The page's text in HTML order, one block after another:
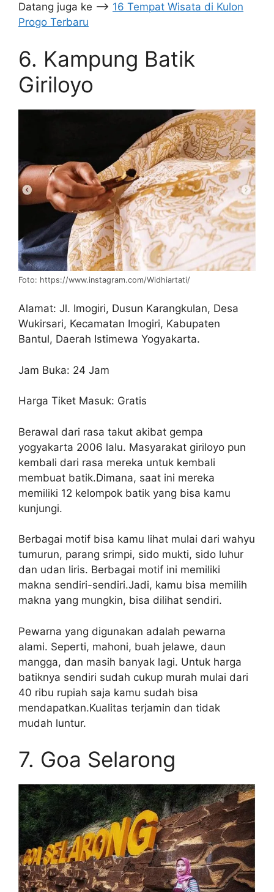
Datang juga ke –> 16 Tempat Wisata di Kulon
Progo Terbaru
6. Kampung Batik
Giriloyo
Foto: https://www.instagram.com/Widhiartati/
Alamat: Jl. Imogiri, Dusun Karangkulan, Desa
Wukirsari, Kecamatan Imogiri, Kabupaten
Bantul, Daerah Istimewa Yogyakarta.
Jam Buka: 24 Jam
Harga Tiket Masuk: Gratis
Berawal dari rasa takut akibat gempa
yogyakarta 2006 lalu. Masyarakat giriloyo pun
kembali dari rasa mereka untuk kembali
membuat batik.Dimana, saat ini mereka
memiliki 12 kelompok batik yang bisa kamu
kunjungi.
Berbagai motif bisa kamu lihat mulai dari wahyu
tumurun, parang srimpi, sido mukti, sido luhur
dan udan liris. Berbagai motif ini memiliki
makna sendiri-sendiri.Jadi, kamu bisa memilih
makna yang mungkin, bisa dilihat sendiri.
Pewarna yang digunakan adalah pewarna
alami. Seperti, mahoni, buah jelawe, daun
mangga, dan masih banyak lagi. Untuk harga
batiknya sendiri sudah cukup murah mulai dari
40 ribu rupiah saja kamu sudah bisa
mendapatkan.Kualitas terjamin dan tidak
mudah luntur.
7. Goa Selarong